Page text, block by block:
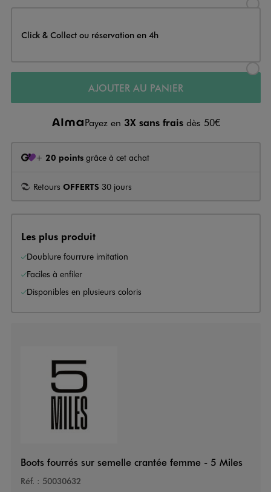
Click & Collect ou réservation en 4h
AJOUTER AU PANIER
Payez en 3X sans frais dès 50€
+ 20 points grâce à cet achat
Retours OFFERTS 30 jours
Les plus produit
Doublure fourrure imitation
Faciles à enfiler
Disponibles en plusieurs coloris
Boots fourrés sur semelle crantée femme - 5 Miles
Réf. : 50030632